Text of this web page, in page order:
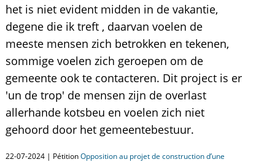
het is niet evident midden in de vakantie,
degene die ik treft , daarvan voelen de
meeste mensen zich betrokken en tekenen,
sommige voelen zich geroepen om de
gemeente ook te contacteren. Dit project is er
'un de trop' de mensen zijn de overlast
allerhande kotsbeu en voelen zich niet
gehoord door het gemeentebestuur.
22-07-2024 | PétitionOpposition au projet de construction d’une